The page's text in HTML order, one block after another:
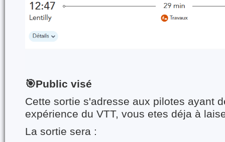
🎯Public visé
Cette sortie s'adresse aux pilotes ayant
expérience du VTT, vous etes déja à
La sortie sera :